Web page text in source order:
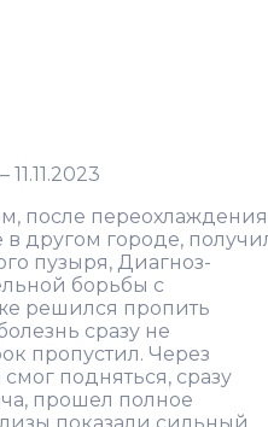
– 11.11.2023
после
в другом городе,
пузыря, Диагноз-
борьбы с
решился пропить
сразу не
пропустил. Через
подняться, сразу
прошел полное